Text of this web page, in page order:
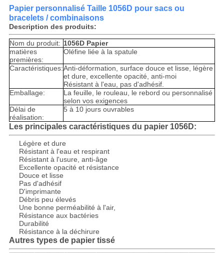
Papier personnalisé Taille 1056D pour sacs ou
bracelets / combinaisons
Description des produits:
Nom du produit: 1056D Papier
matières
premières:
Oléfine liée à la spatule
Caractéristiques:Anti-déformation, surface douce et lisse, légère
et dure, excellente opacité, anti-moi
Résistant à l'eau, pas d'adhésif.
Emballage:
La feuille, le rouleau, le rebord ou personnalisé
selon vos exigences
Délai de
réalisation:
5 à 10 jours ouvrables
Les principales caractéristiques du papier 1056D:
Légère et dure
Résistant à l'eau et respirant
Résistant à l'usure, anti-âge
Excellente opacité et résistance
Douce et lisse
Pas d'adhésif
D'imprimante
Débris peu élevés
Une bonne perméabilité à l'air,
Résistance aux bactéries
Durabilité
Résistance à la déchirure
Autres types de papier tissé